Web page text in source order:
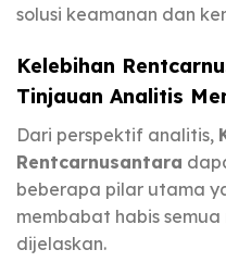
solusi keamanan dan
Kelebihan
Tinjauan Analitis
Dari perspektif analitis,
Rentcarnusantara
beberapa pilar utama
membabat habis
dijelaskan.